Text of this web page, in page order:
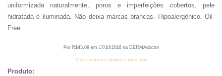
uniformizada naturalmente, poros e imperfeições cobertos, pele
hidratada e iluminada. Não deixa marcas brancas. Hipoalergênico. Oil-
Free.
Por R$43,09em 17/10/2016na DERMAdoctor
Para comprar o produto clique aqui
Produto: